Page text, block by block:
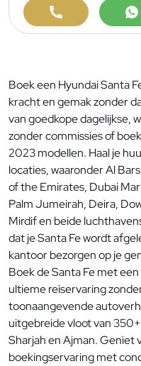
Boek een Hyundai Santa
kracht en gemak zonder
van goedkope dagelijkse,
zonder commissies of
2023 modellen. Haal je
locaties, waaronder Al
of the Emirates, Dubai
Palm Jumeirah, Deira,
Mirdif en beide
dat je Santa Fe wordt
kantoor bezorgen op je
Boek de Santa Fe met
ultieme reiservaring
toonaangevende
uitgebreide vloot van
Sharjah en Ajman. Geniet
boekingservaring met